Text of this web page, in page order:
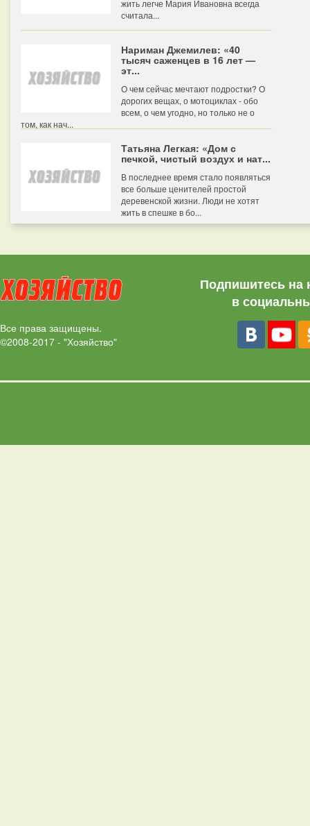
жить легче Мария Ивановна всегда
считала...
Нариман Джемилев: «40
тысяч саженцев в 16 лет —
эт...
О чем сейчас мечтают подростки? О
дорогих вещах, о мотоциклах - обо
всем, о чем угодно, но только не о
том, как нач...
Татьяна Легкая: «Дом с
печкой, чистый воздух и нат...
В последнее время стало появляться
все больше ценителей простой
деревенской жизни. Люди не хотят
жить в спешке в бо...
Все права защищены.
©2008-2017 - "Хозяйство"
Подпишитесь на
в